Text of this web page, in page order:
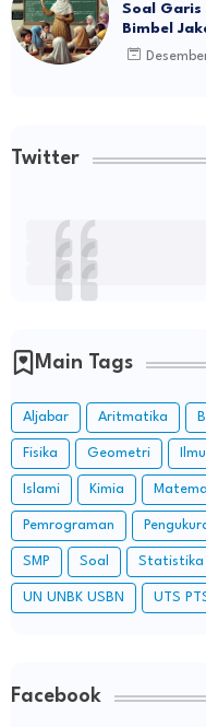
Soal Garis
Bimbel
Twitter
Main Tags
Aljabar Aritmatika
Fisika Geometri
Islami Kimia
Pemrograman
SMP Soal Statistika
UN UNBK USBN UTS
Facebook